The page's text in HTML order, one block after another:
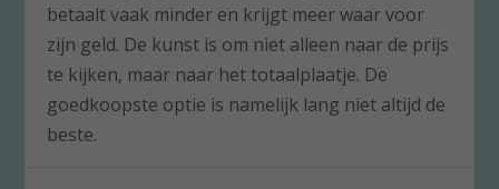
betaalt vaak minder en krijgt meer waar voor
zijn geld. De kunst is om niet alleen naar de prijs
te kijken, maar naar het totaalplaatje. De
goedkoopste optie is namelijk lang niet altijd de
beste.